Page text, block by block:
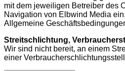
mit dem jeweiligen Betreiber des
Navigation von Elbwind Media
Allgemeine
Streitschlichtung,
Wir sind nicht bereit, an einem
einer